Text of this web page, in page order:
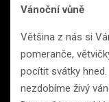
Vánoční vůně
Většina z nás si
pomeranče,
pocítit svátky
nezdobíme živý